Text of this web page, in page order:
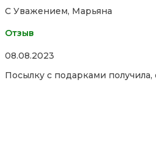
С Уважением, Марьяна
Отзыв
Rated
out
08.08.2023
Посылку с подарками получила,